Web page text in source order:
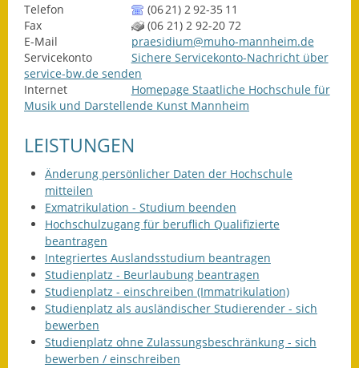
Ver- & Entsorgung
Breitbandausbau
Klimaschutzagentur
Freizeit
Gesundheit & Soziales
Kirchen
Termine &
Veranstaltungen
Vereine
Telefon (0621) 292-35 11
Fax
(06 21) 2 92-20 72
E-Mail
praesidium@muho-mannheim.de
Servicekonto
Sichere Servicekonto-Nachricht über
service-bw.de senden
Internet
Homepage Staatliche Hochschule für
Musik und Darstellende Kunst Mannheim
LEISTUNGEN
Änderung persönlicher Daten der Hochschule
mitteilen
Exmatrikulation - Studium beenden
Hochschulzugang für beruflich Qualifizierte
beantragen
Integriertes Auslandsstudium beantragen
Studienplatz - Beurlaubung beantragen
Studienplatz - einschreiben (Immatrikulation)
Studienplatz als ausländischer Studierender - sich
bewerben
Studienplatz ohne Zulassungsbeschränkung - sich
bewerben / einschreiben